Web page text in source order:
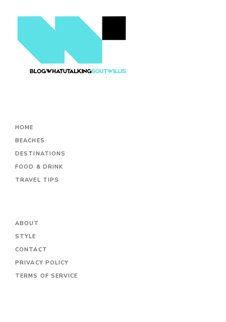
HOME
BEACHES
DESTINATIONS
FOOD & DRINK
TRAVEL TIPS
ABOUT
STYLE
CONTACT
PRIVACY POLICY
TERMS OF SERVICE